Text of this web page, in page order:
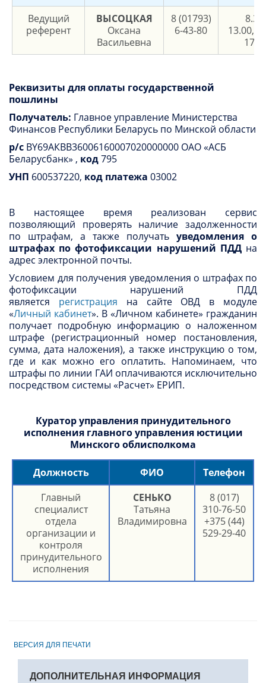
Ведущий
референт
ВЫСОЦКАЯ
Оксана
Васильевна
8 (01793)
6-43-80
8.30-
13.00,
Реквизиты для оплаты государственной
пошлины
Получатель: Главное управление Министерства
Финансов Республики Беларусь по Минской области
р/с BY69АКВВ36006160007020000000 ОАО «АСБ
Беларусбанк» , код795
УНП 600537220, код платежа 03002
В настоящее время реализован сервис
позволяющий проверять наличие задолженности
по штрафам, а также получать уведомления о
штрафах по фотофиксации нарушений ПДДна
адрес электронной почты.
Условием для получения уведомления о штрафах по
фотофиксации нарушений ПДД
является регистрация на сайте ОВД в модуле
«Личный кабинет». В «Личном кабинете» гражданин
получает подробную информацию о наложенном
штрафе (регистрационный номер постановления,
сумма, дата наложения), а также инструкцию о том,
где и как можно его оплатить. Напоминаем, что
штрафы по линии ГАИ оплачиваются исключительно
посредством системы «Расчет» ЕРИП.
Куратор управления принудительного
исполнения главного управления юстиции
Минского облисполкома
Должность ФИО
Телефон
Главный
специалист
отдела
организации и
контроля
принудительного
исполнения
СЕНЬКО
Татьяна
Владимировна
8 (017)
310-76-50
+375 (44)
529-29-40
ВЕРСИЯ ДЛЯ ПЕЧАТИ
ДОПОЛНИТЕЛЬНАЯ ИНФОРМАЦИЯ